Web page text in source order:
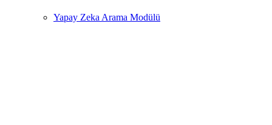
Yapay Zeka Arama Modülü